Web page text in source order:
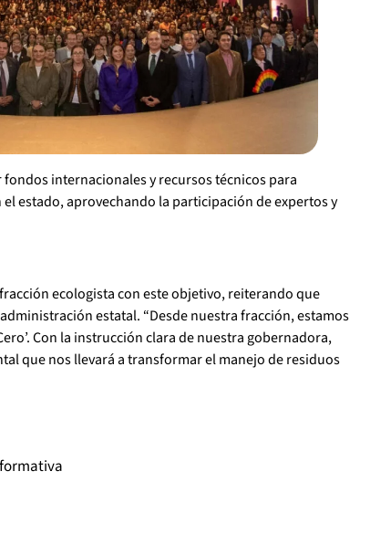
internacionales y recursos técnicos para
estado, aprovechando la participación de expertos y
ecologista con este objetivo, reiterando que
estatal. “Desde nuestra fracción, estamos
Con la instrucción clara de nuestra gobernadora,
que nos llevará a transformar el manejo de residuos